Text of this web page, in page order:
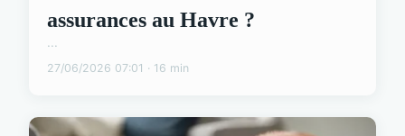
assurances au Havre ?
...
27/06/2026 07:01 · 16 min